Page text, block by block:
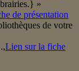
»
de présentation
de votre
Lien sur la fiche